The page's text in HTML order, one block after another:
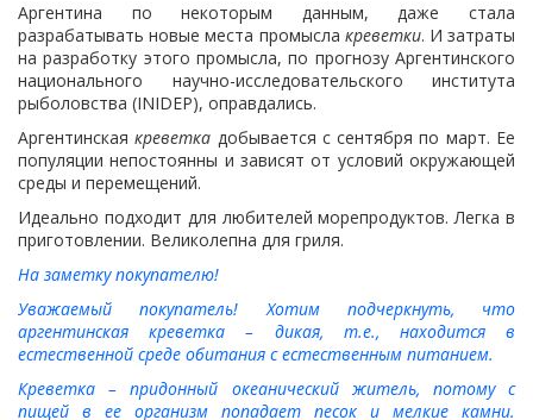
Аргентина по некоторым данным, даже стала
разрабатывать новые места промысла креветки. И затраты
на разработку этого промысла, по прогнозу Аргентинского
национального научно-исследовательского института
рыболовства (INIDEP), оправдались.
Аргентинскаякреветка добывается с сентября по март. Ее
популяции непостоянны и зависят от условий окружающей
среды и перемещений.
Идеально подходит для любителей морепродуктов. Легка в
приготовлении. Великолепна для гриля.
На заметку покупателю!
Уважаемый покупатель! Хотим подчеркнуть, что
аргентинская креветка – дикая, т.е., находится в
естественной среде обитания с естественным питанием.
Креветка – придонный океанический житель, потому с
пищей в ее организм попадает песок и мелкие камни.